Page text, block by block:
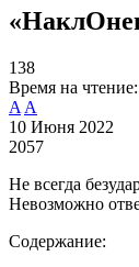
138
Время на чтение:
A A
10 Июня 2022
2057
Не всегда
Невозможно
Содержание: